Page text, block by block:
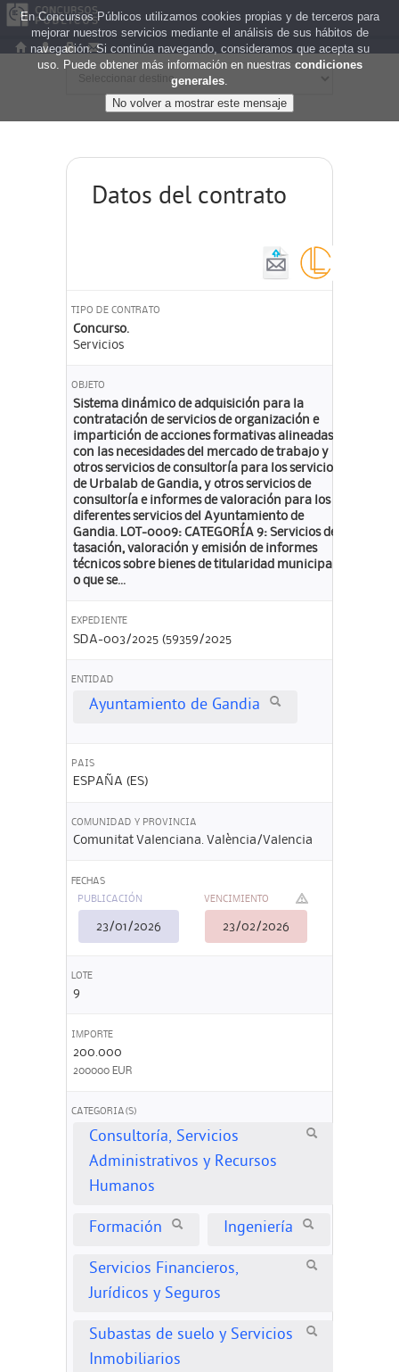
Datos del contrato
TIPO DE CONTRATO
Concurso.
Servicios
OBJETO
Sistema dinámico de adquisición para la
contratación de servicios de organización e
impartición de acciones formativas alineadas
con las necesidades del mercado de trabajo y
otros servicios de consultoría para los servicios
de Urbalab de Gandia, y otros servicios de
consultoría e informes de valoración para los
diferentes servicios del Ayuntamiento de
Gandia. LOT-0009: CATEGORÍA 9: Servicios de
tasación, valoración y emisión de informes
técnicos sobre bienes de titularidad municipal
o que se...
EXPEDIENTE
SDA-003/2025 (59359/2025
ENTIDAD
Ayuntamiento de Gandia
PAIS
ESPAÑA (ES)
COMUNIDAD Y PROVINCIA
Comunitat Valenciana. València/Valencia
FECHAS
PUBLICACIÓN
23/01/2026
VENCIMIENTO
23/02/2026
LOTE
9
IMPORTE
200.000
200000 EUR
CATEGORIA(S)
Consultoría, Servicios
Administrativos y Recursos
Humanos
Formación Ingeniería
Servicios Financieros,
Jurídicos y Seguros
Subastas de suelo y Servicios
Inmobiliarios
En Concursos Públicos utilizamos cookies propias y de terceros para
mejorar nuestros servicios mediante el análisis de sus hábitos de
navegación. Si continúa navegando, consideramos que acepta su
uso. Puede obtener más información en nuestras condiciones
generales.